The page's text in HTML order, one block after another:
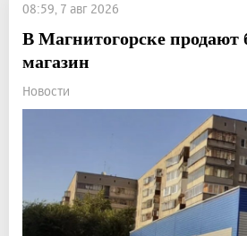
08:59, 7 авг 2026
В Магнитогорске продают
магазин
Новости